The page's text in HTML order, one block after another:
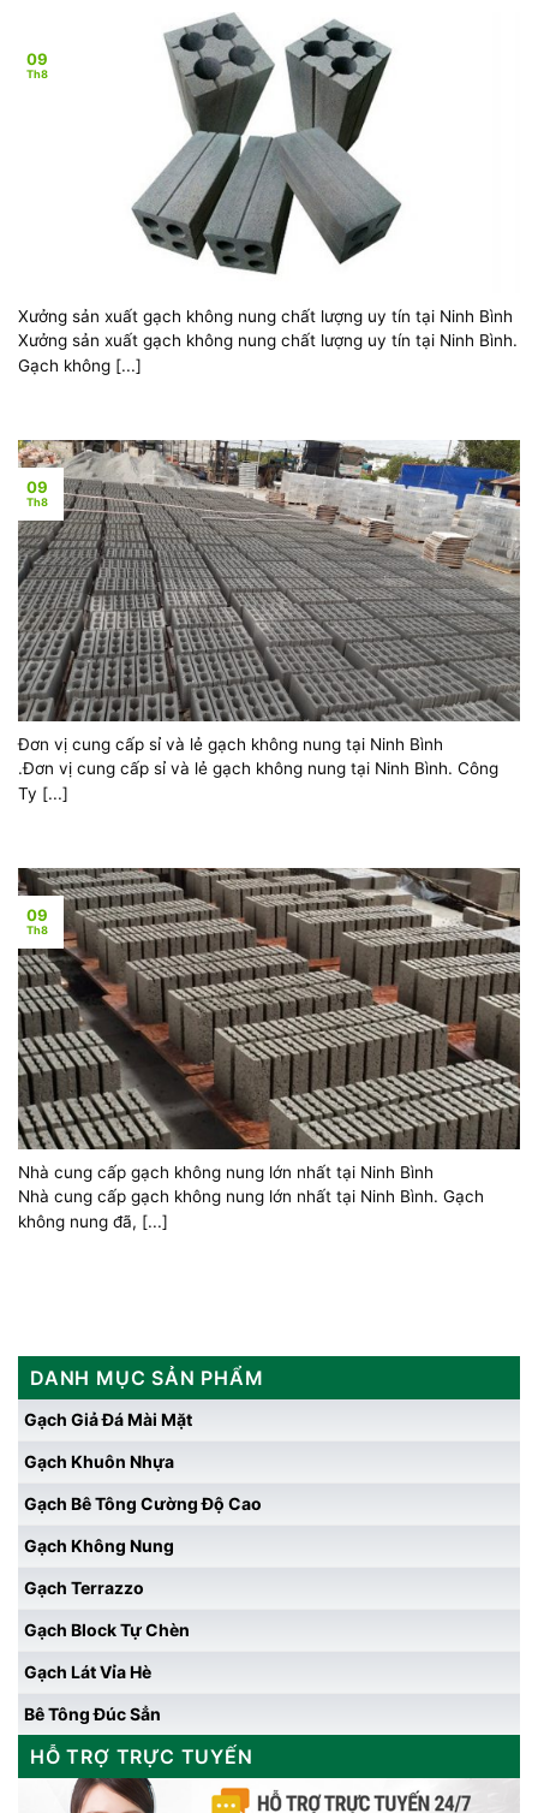
Xưởng sản xuất gạch không nung chất lượng uy tín tại Ninh Bình
Xưởng sản xuất gạch không nung chất lượng uy tín tại Ninh Bình.
Gạch không [...]
09
Th8
Đơn vị cung cấp sỉ và lẻ gạch không nung tại Ninh Bình
.Đơn vị cung cấp sỉ và lẻ gạch không nung tại Ninh Bình. Công
Ty [...]
09
Th8
Nhà cung cấp gạch không nung lớn nhất tại Ninh Bình
Nhà cung cấp gạch không nung lớn nhất tại Ninh Bình. Gạch
không nung đã, [...]
09
Th8
DANH MỤC SẢN PHẨM
Gạch Giả Đá Mài Mặt
Gạch Khuôn Nhựa
Gạch Bê Tông Cường Độ Cao
Gạch Không Nung
Gạch Terrazzo
Gạch Block Tự Chèn
Gạch Lát Vỉa Hè
Bê Tông Đúc Sẳn
HỖ TRỢ TRỰC TUYẾN